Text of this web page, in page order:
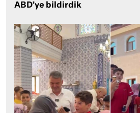
ABD’ye bildirdik